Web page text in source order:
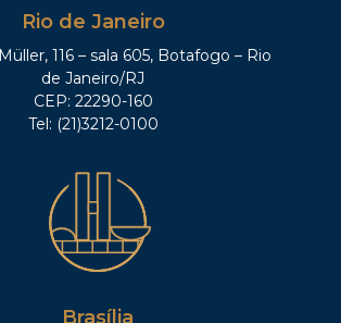
Rio de Janeiro
116 – sala 605, Botafogo – Rio
de Janeiro/RJ
CEP: 22290-160
Tel: (21)3212-0100
Brasília